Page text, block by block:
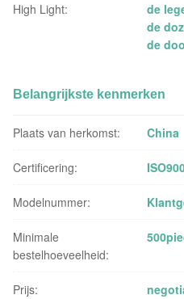
High Light: de
de
de
Belangrijkste kenmerken
Plaats van herkomst: China
Certificering:
Modelnummer:
Minimale
bestelhoeveelheid:
Prijs: